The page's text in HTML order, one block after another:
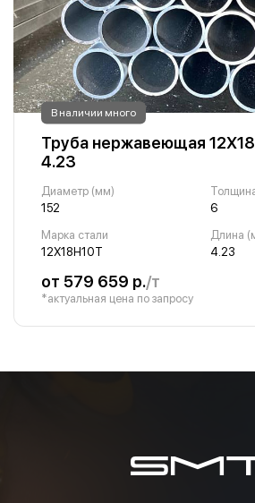
В наличии много
Труба нержавеющая
4.23
Диаметр (мм)
152
6
Марка стали
12Х18Н10Т
Длина
4.23
от 579 659 р./т
*актуальная цена по запросу